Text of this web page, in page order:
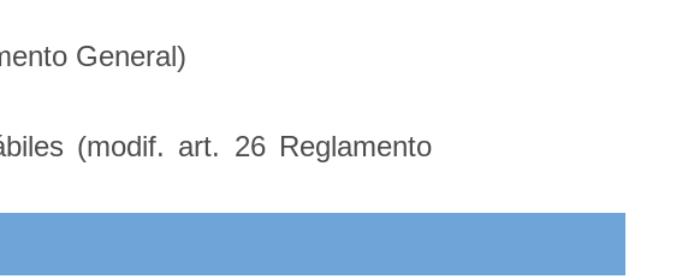
General)
(modif. art. 26 Reglamento